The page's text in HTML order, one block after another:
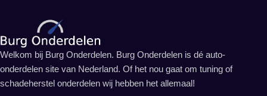
Welkom bij Burg Onderdelen. Burg Onderdelen is dé auto-
onderdelen site van Nederland. Of het nou gaat om tuning of
schadeherstel onderdelen wij hebben het allemaal!